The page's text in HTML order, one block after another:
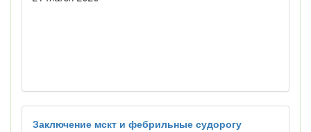
Заключение мскт и фебрильные судорогу